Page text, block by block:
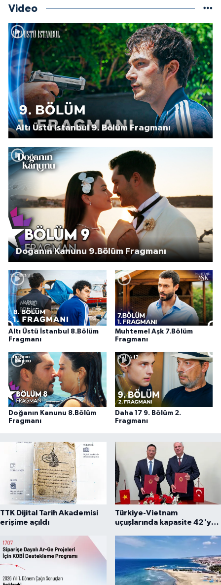
Video
Altı Üstü İstanbul 9. Bölüm Fragmanı
Doğanın Kanunu 9.Bölüm Fragmanı
Altı Üstü İstanbul 8.Bölüm
Fragmanı
Muhtemel Aşk 7.Bölüm
Fragmanı
Doğanın Kanunu 8.Bölüm
Fragmanı
Daha 17 9. Bölüm 2.
Fragmanı
TTK Dijital Tarih Akademisi
erişime açıldı
Türkiye-Vietnam
uçuşlarında kapasite 42'ye